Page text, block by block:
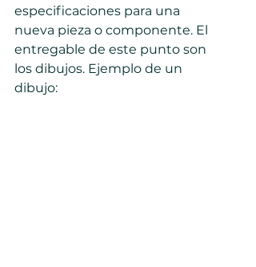
especificaciones para una
nueva pieza o componente. El
entregable de este punto son
los dibujos. Ejemplo de un
dibujo: